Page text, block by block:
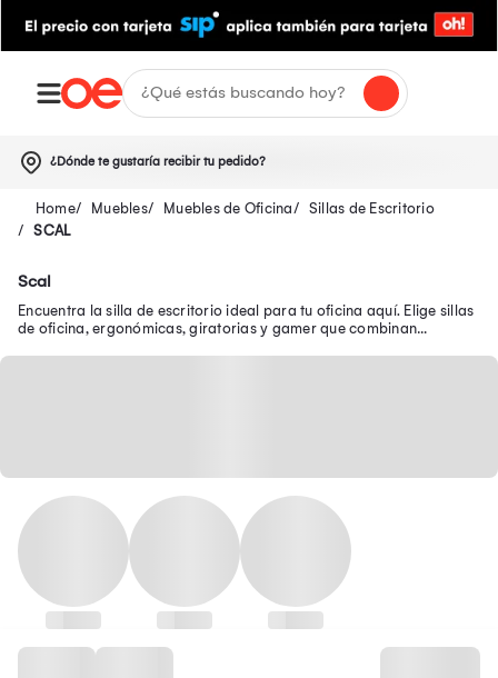
¿Dónde te gustaría recibir tu pedido?
Muebles Muebles de Oficina
Sillas de Escritorio
SCAL
Scal
Encuentra la silla de escritorio ideal para tu oficina aquí. Elige sillas
de oficina, ergonómicas, giratorias y gamer que combinan